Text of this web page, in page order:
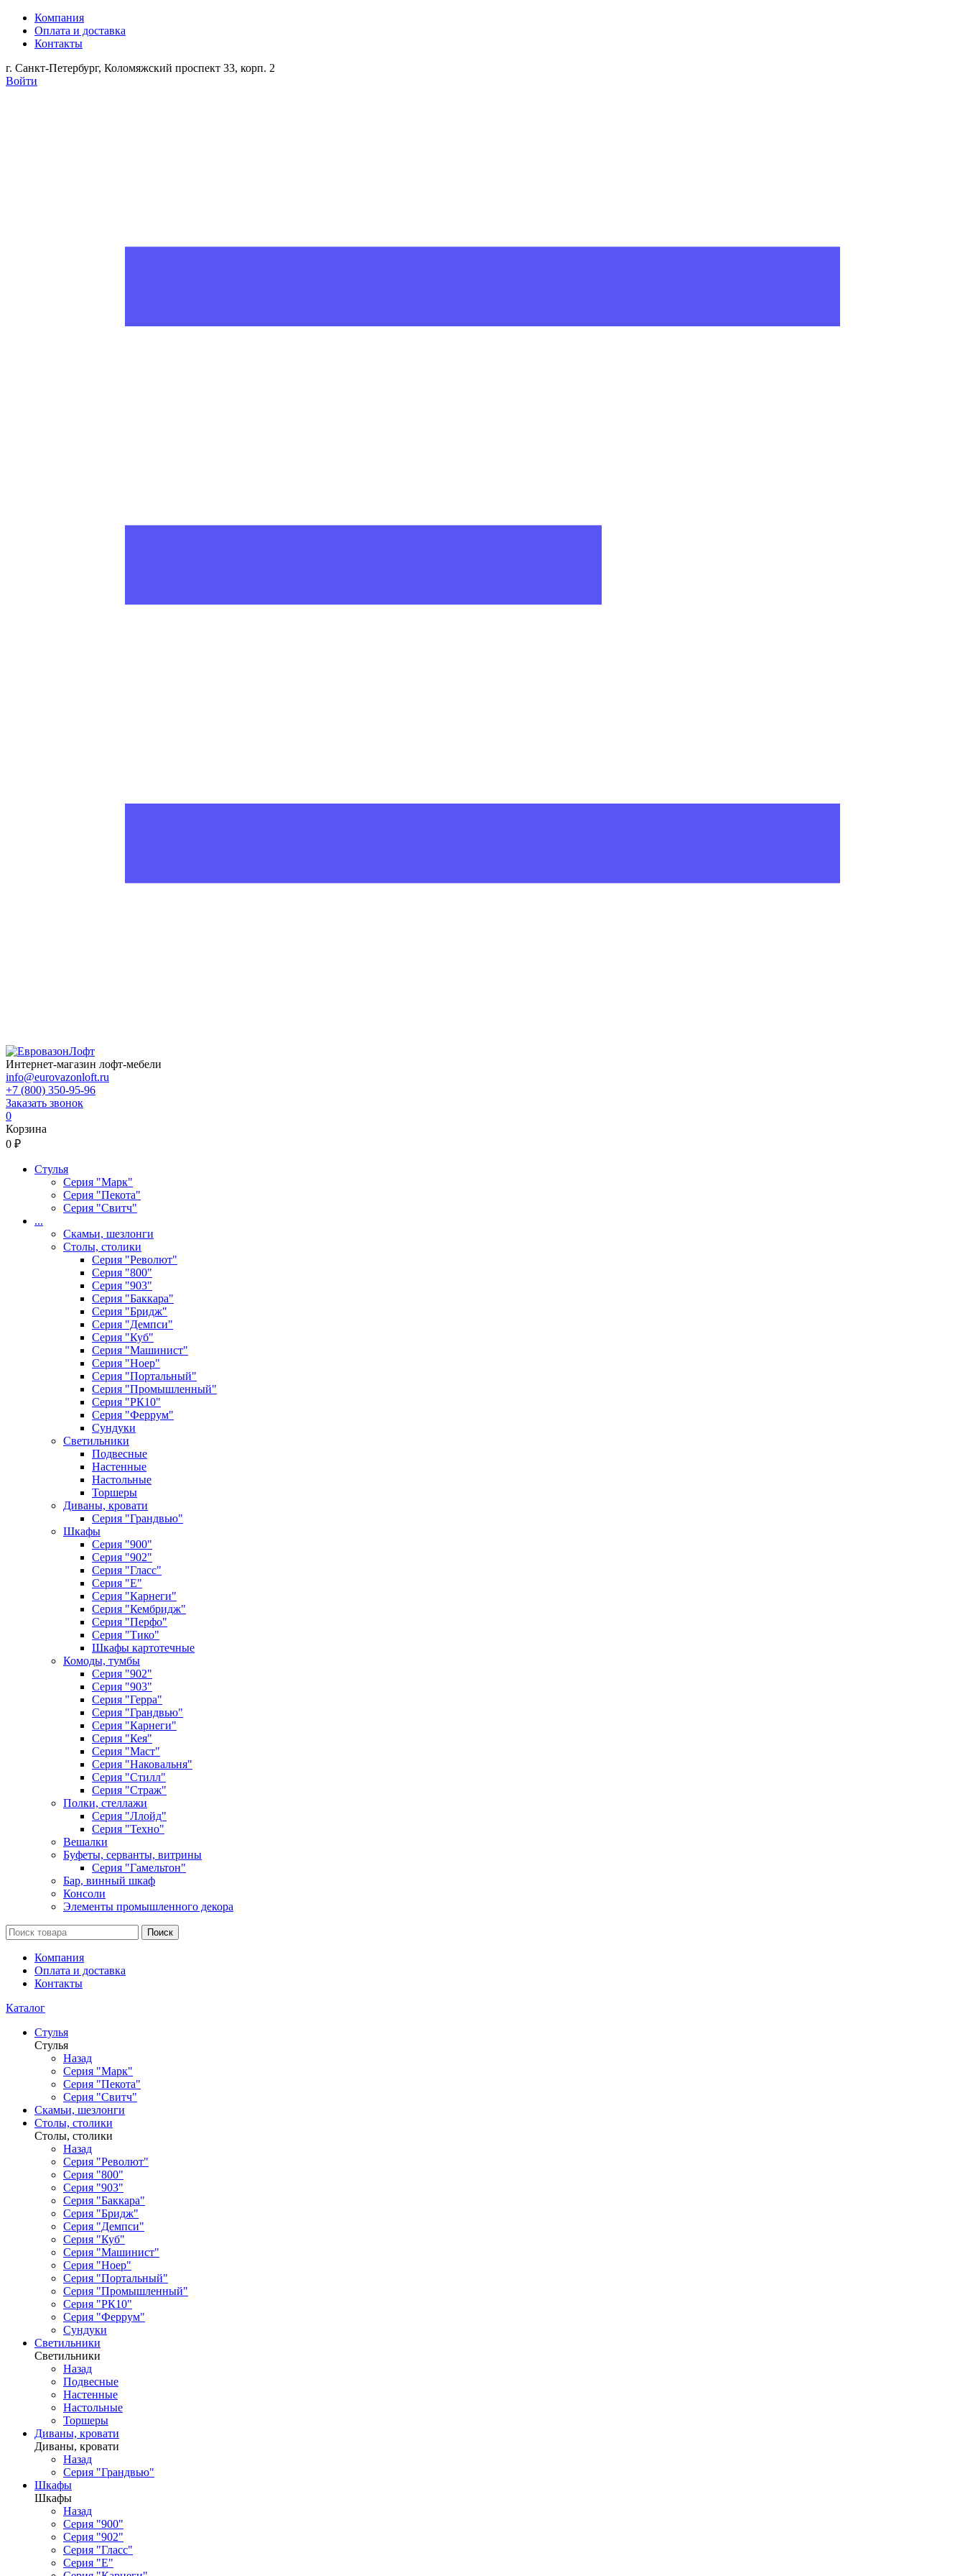
Компания
Оплата и доставка
Контакты
г. Санкт-Петербург, Коломяжский проспект 33, корп. 2
Войти
Интернет-магазин лофт-мебели
info@eurovazonloft.ru
+7 (800) 350-95-96
Заказать звонок
0
Корзина
0 ₽
Стулья
Серия "Марк"
Серия "Пекота"
Серия "Свитч"
...
Скамьи, шезлонги
Столы, столики
Серия "Револют"
Серия "800"
Серия "903"
Серия "Баккара"
Серия "Бридж"
Серия "Демпси"
Серия "Куб"
Серия "Машинист"
Серия "Ноер"
Серия "Портальный"
Серия "Промышленный"
Серия "РК10"
Серия "Феррум"
Сундуки
Светильники
Подвесные
Настенные
Настольные
Торшеры
Диваны, кровати
Серия "Грандвью"
Шкафы
Серия "900"
Серия "902"
Серия "Гласс"
Серия "Е"
Серия "Карнеги"
Серия "Кембридж"
Серия "Перфо"
Серия "Тико"
Шкафы картотечные
Комоды, тумбы
Серия "902"
Серия "903"
Серия "Герра"
Серия "Грандвью"
Серия "Карнеги"
Серия "Кея"
Серия "Маст"
Серия "Наковальня"
Серия "Стилл"
Серия "Страж"
Полки, стеллажи
Серия "Ллойд"
Серия "Техно"
Вешалки
Буфеты, серванты, витрины
Серия "Гамельтон"
Бар, винный шкаф
Консоли
Элементы промышленного декора
Поиск
Компания
Оплата и доставка
Контакты
Каталог
Стулья
Стулья
Назад
Серия "Марк"
Серия "Пекота"
Серия "Свитч"
Скамьи, шезлонги
Столы, столики
Столы, столики
Назад
Серия "Револют"
Серия "800"
Серия "903"
Серия "Баккара"
Серия "Бридж"
Серия "Демпси"
Серия "Куб"
Серия "Машинист"
Серия "Ноер"
Серия "Портальный"
Серия "Промышленный"
Серия "РК10"
Серия "Феррум"
Сундуки
Светильники
Светильники
Назад
Подвесные
Настенные
Настольные
Торшеры
Диваны, кровати
Диваны, кровати
Назад
Серия "Грандвью"
Шкафы
Шкафы
Назад
Серия "900"
Серия "902"
Серия "Гласс"
Серия "Е"